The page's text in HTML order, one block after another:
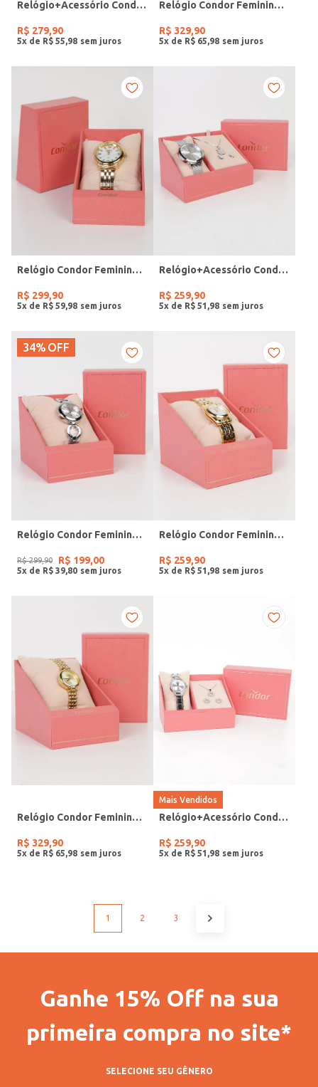
Relógio+Acessório Condor Feminino ROSE
R$ 279,90
5x de R$ 55 98
Relógio Condor Feminino DOURADO
R$ 329,90
5x de R$ 65 98
Relógio Condor Feminino DOURADO
R$ 299,90
5x de R$ 59 98
Relógio+Acessório Condor Feminino PRATA
R$ 259,90
5x de R$ 51 98
34% OFF
Relógio Condor Feminino PRATA
R$ 299,90 R$ 199,00
5x de R$ 39 80
Relógio Condor Feminino DOURADO
R$ 259,90
5x de R$ 51 98
Relógio Condor Feminino DOURADO
R$ 329,90
5x de R$ 65 98
Mais Vendidos
Relógio+Acessório Condor Feminino PRATA
R$ 259,90
5x de R$ 51 98
1 2 3
Ganhe 15% Off na sua
primeira compra no site*
SELECIONE SEU GÊNERO